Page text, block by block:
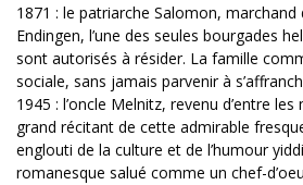
1871 : le patriarche Salomon, marchand
Endingen, l’une des seules bourgades
sont autorisés à résider. La famille
sociale, sans jamais parvenir à
1945 : l’oncle Melnitz, revenu d’entre
grand récitant de cette admirable
englouti de la culture et de l’humour
romanesque salué comme un chef-